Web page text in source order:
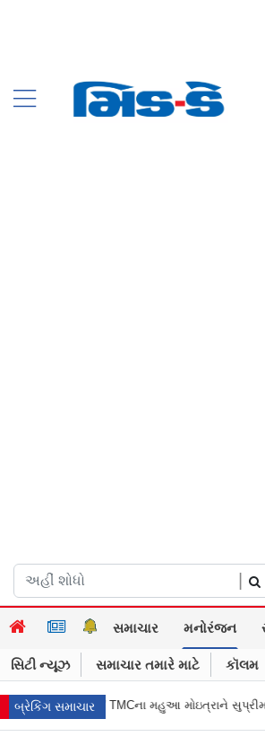
સમાચાર મનોરંજન
સિટી ન્યૂઝ સમાચાર તમારે માટે કૉલમ
બ્રેકિંગ સમાચાર
સુપ્રીમ કોર્ટનો ઝટકો બૉમ્બની ધમકી બાદ